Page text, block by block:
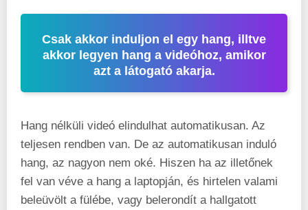
Csak akkor induljon el egy hang, illtve
akkor legyen hang a videóhoz, amikor
azt a látogató akarja.
Hang nélküli videó elindulhat automatikusan. Az
teljesen rendben van. De az automatikusan induló
hang, az nagyon nem oké. Hiszen ha az illetőnek
fel van véve a hang a laptopján, és hirtelen valami
beleüvölt a fülébe, vagy belerondít a hallgatott